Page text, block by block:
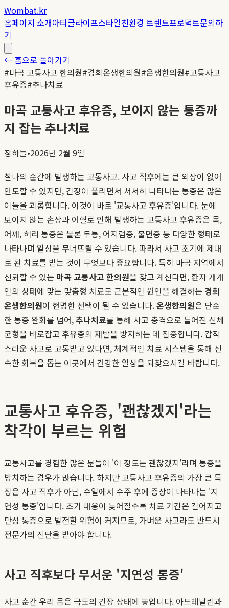
Wombat.kr
홈페이지 소개아티클라이프스타일친환경 트렌드프로덕트문의하
기
← 홈으로 돌아가기
#마곡 교통사고 한의원#경희온생한의원#온생한의원#교통사고
후유증#추나치료
마곡 교통사고 후유증, 보이지 않는 통증까
지 잡는 추나치료
장하늘•2026년 2월 9일
찰나의 순간에 발생하는 교통사고. 사고 직후에는 큰 외상이 없어
안도할 수 있지만, 긴장이 풀리면서 서서히 나타나는 통증은 많은
이들을 괴롭힙니다. 이것이 바로 '교통사고 후유증'입니다. 눈에
보이지 않는 손상과 어혈로 인해 발생하는 교통사고 후유증은 목,
어깨, 허리 통증은 물론 두통, 어지럼증, 불면증 등 다양한 형태로
나타나며 일상을 무너뜨릴 수 있습니다. 따라서 사고 초기에 제대
로 된 치료를 받는 것이 무엇보다 중요합니다. 특히 마곡 지역에서
신뢰할 수 있는 마곡 교통사고 한의원을 찾고 계신다면, 환자 개개
인의 상태에 맞는 맞춤형 치료로 근본적인 원인을 해결하는 경희
온생한의원이 현명한 선택이 될 수 있습니다.온생한의원은 단순
한 통증 완화를 넘어,추나치료를 통해 사고 충격으로 틀어진 신체
균형을 바로잡고 후유증의 재발을 방지하는 데 집중합니다. 갑작
스러운 사고로 고통받고 있다면, 체계적인 치료 시스템을 통해 신
속한 회복을 돕는 이곳에서 건강한 일상을 되찾으시길 바랍니다.
교통사고 후유증, '괜찮겠지'라는
착각이 부르는 위험
교통사고를 경험한 많은 분들이 '이 정도는 괜찮겠지'라며 통증을
방치하는 경우가 많습니다. 하지만 교통사고 후유증의 가장 큰 특
징은 사고 직후가 아닌, 수일에서 수주 후에 증상이 나타나는 '지
연성 통증'입니다. 초기 대응이 늦어질수록 치료 기간은 길어지고
만성 통증으로 발전할 위험이 커지므로, 가벼운 사고라도 반드시
전문가의 진단을 받아야 합니다.
사고 직후보다 무서운 '지연성 통증'
사고 순간 우리 몸은 극도의 긴장 상태에 놓입니다. 아드레날린과